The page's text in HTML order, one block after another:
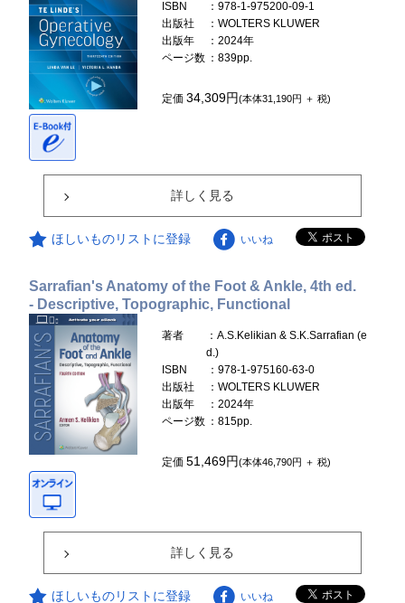
ISBN
：978-1-975200-09-1
出版社
：WOLTERS KLUWER
出版年
：2024年
ページ数 ：839pp.
定価34,309円(本体31,190円 ＋ 税)
詳しく見る
ほしいものリストに登録 いいね
Sarrafian's Anatomy of the Foot & Ankle, 4th ed.
- Descriptive, Topographic, Functional
著者
：A.S.Kelikian & S.K.Sarrafian (e
d.)
ISBN
：978-1-975160-63-0
出版社
：WOLTERS KLUWER
出版年
：2024年
ページ数 ：815pp.
定価51,469円(本体46,790円 ＋ 税)
詳しく見る
ほしいものリストに登録 いいね